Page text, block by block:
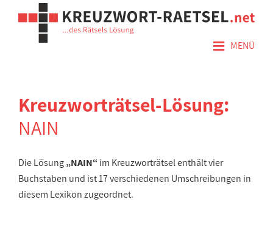
≡ MENÜ
Kreuzworträtsel-Lösung:
NAIN
Die Lösung„NAIN“ im Kreuzworträtsel enthält vier
Buchstaben und ist 17 verschiedenen Umschreibungen in
diesem Lexikon zugeordnet.